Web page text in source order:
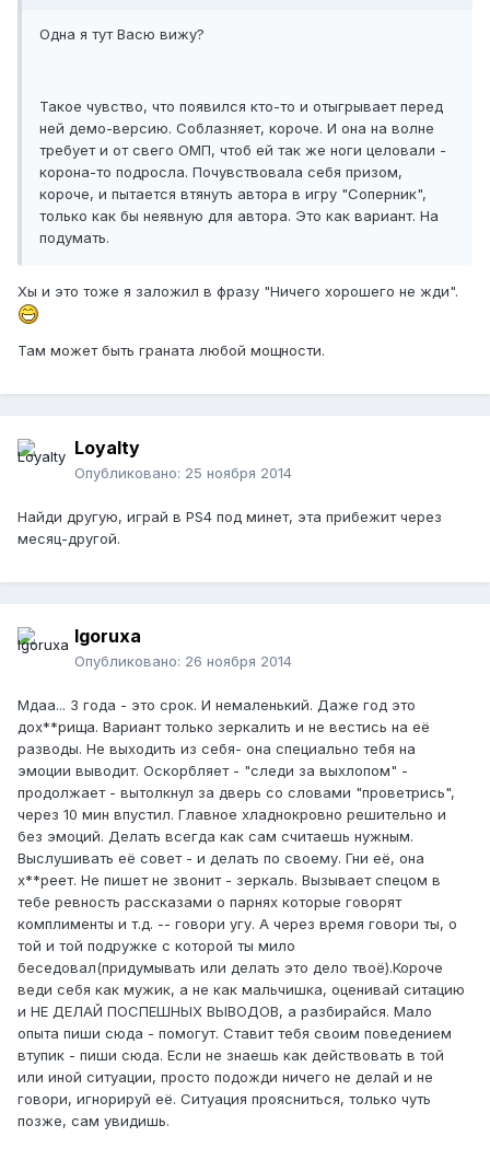
Одна я тут Васю вижу?
Такое чувство, что появился кто-то и отыгрывает перед
ней демо-версию. Соблазняет, короче. И она на волне
требует и от свего ОМП, чтоб ей так же ноги целовали -
корона-то подросла. Почувствовала себя призом,
короче, и пытается втянуть автора в игру "Соперник",
только как бы неявную для автора. Это как вариант. На
подумать.
Хы и это тоже я заложил в фразу "Ничего хорошего не жди".
Там может быть граната любой мощности.
Loyalty
Опубликовано: 25 ноября 2014
Найди другую, играй в PS4 под минет, эта прибежит через
месяц-другой.
Igoruxa
Опубликовано: 26 ноября 2014
Мдаа... 3 года - это срок. И немаленький. Даже год это
дох**рища. Вариант только зеркалить и не вестись на её
разводы. Не выходить из себя- она специально тебя на
эмоции выводит. Оскорбляет - "следи за выхлопом" -
продолжает - вытолкнул за дверь со словами "проветрись",
через 10 мин впустил. Главное хладнокровно решительно и
без эмоций. Делать всегда как сам считаешь нужным.
Выслушивать её совет - и делать по своему. Гни её, она
х**реет. Не пишет не звонит - зеркаль. Вызывает спецом в
тебе ревность рассказами о парнях которые говорят
комплименты и т.д. -- говори угу. А через время говори ты, о
той и той подружке с которой ты мило
беседовал(придумывать или делать это дело твоё).Короче
веди себя как мужик, а не как мальчишка, оценивай ситацию
и НЕ ДЕЛАЙ ПОСПЕШНЫХ ВЫВОДОВ, а разбирайся. Мало
опыта пиши сюда - помогут. Ставит тебя своим поведением
втупик - пиши сюда. Если не знаешь как действовать в той
или иной ситуации, просто подожди ничего не делай и не
говори, игнорируй её. Ситуация проясниться, только чуть
позже, сам увидишь.